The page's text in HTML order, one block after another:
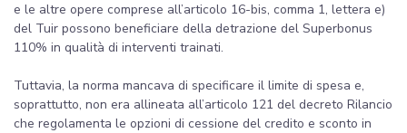
e le altre opere comprese all’articolo 16-bis, comma 1, lettera e)
del Tuir possono beneficiare della detrazione del Superbonus
110% in qualità di interventi trainati.
Tuttavia, la norma mancava di specificare il limite di spesa e,
soprattutto, non era allineata all’articolo 121 del decreto Rilancio
che regolamenta le opzioni di cessione del credito e sconto in